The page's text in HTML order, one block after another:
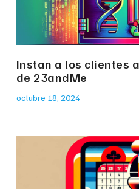
Instan a los clientes
de 23andMe
octubre 18, 2024